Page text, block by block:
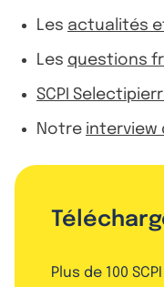
Les actualités
Les questions
SCPI
Notre interview
Plus de 100